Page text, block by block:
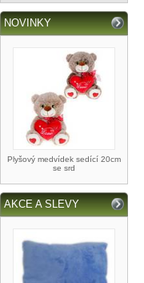
NOVINKY
Plyšový medvídek sedící 20cm
se srd
AKCE A SLEVY